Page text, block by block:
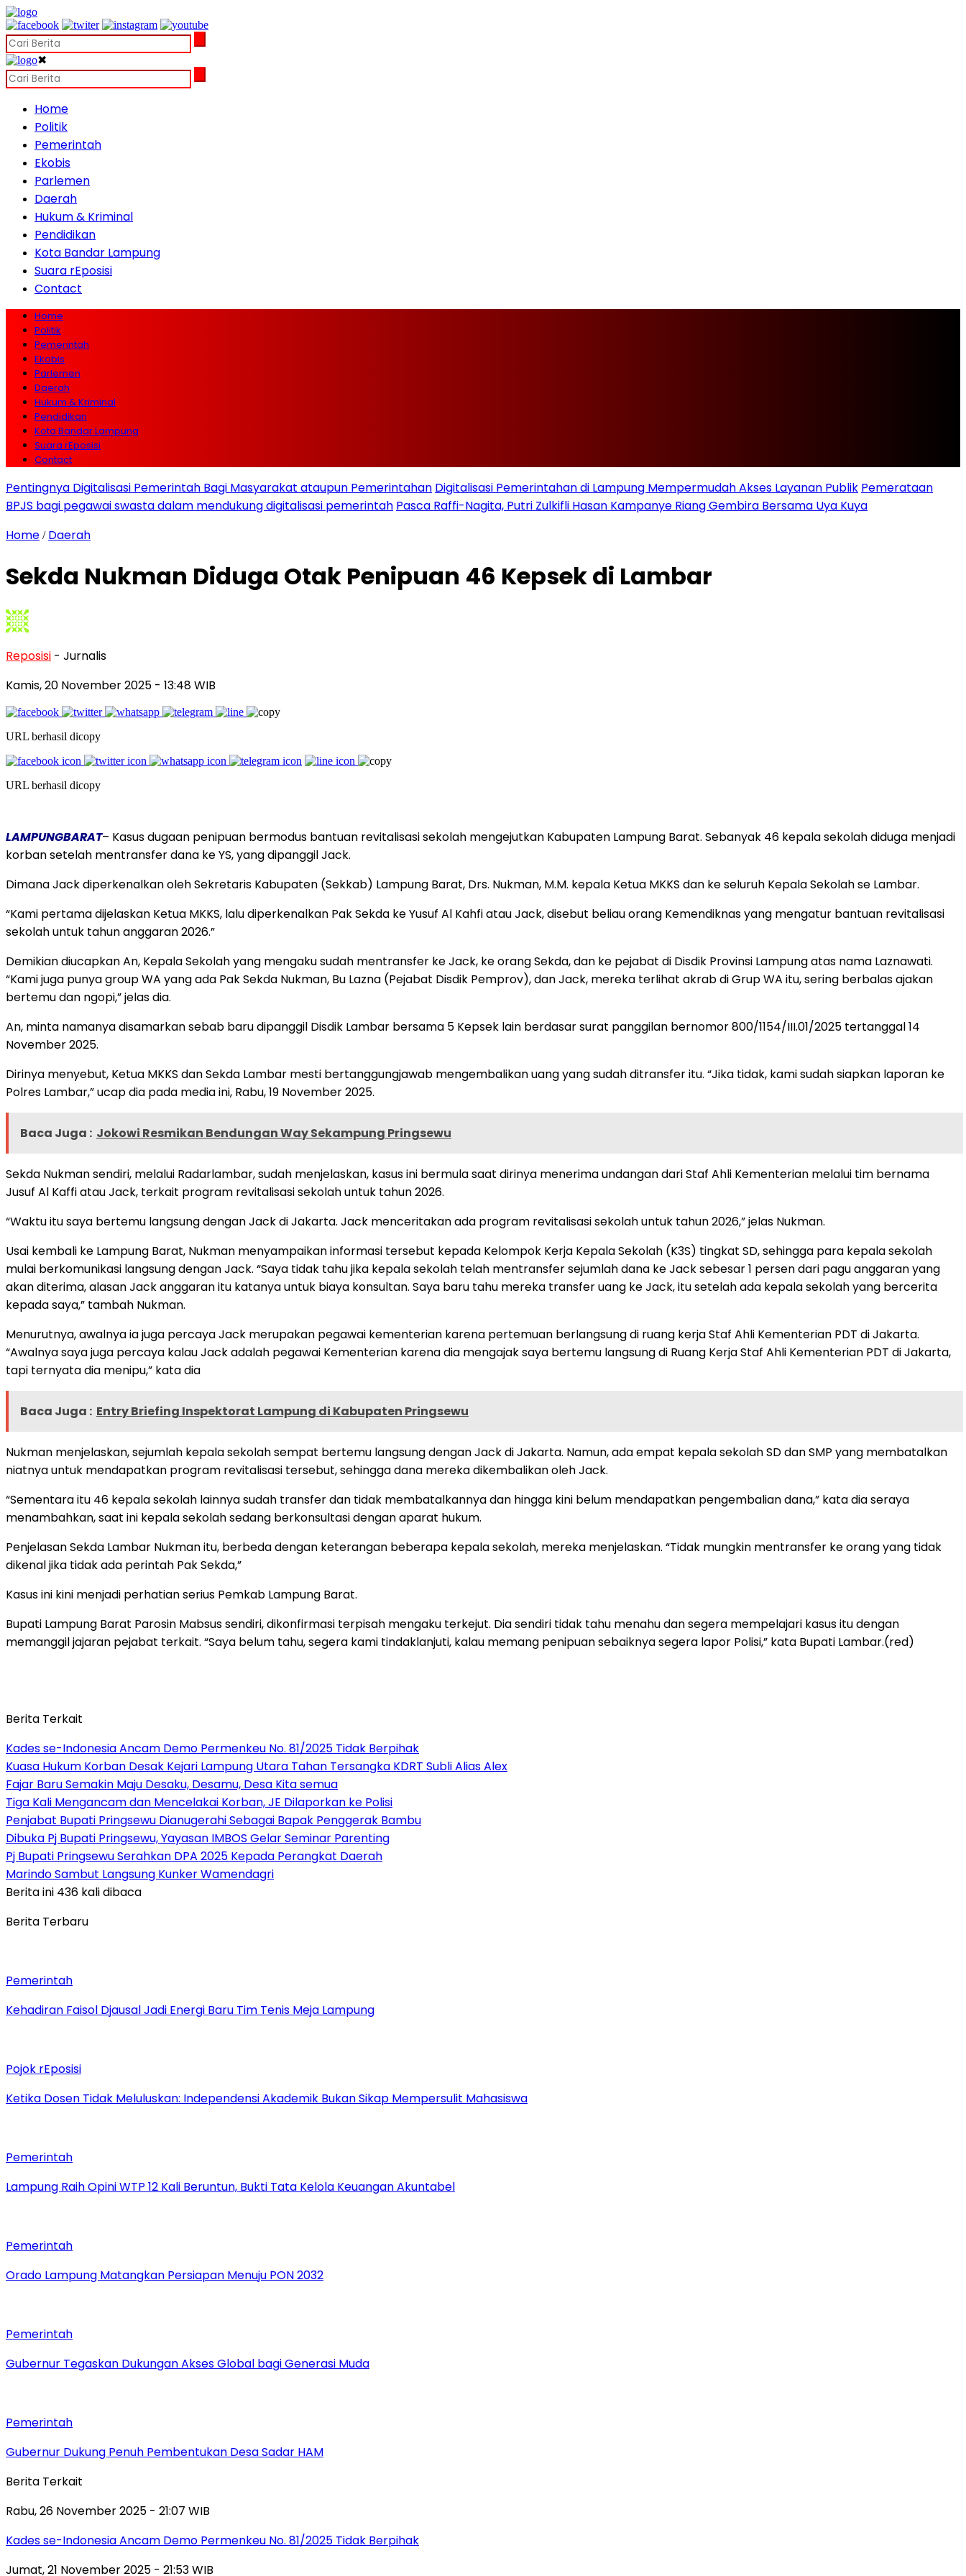
✖
Home
Politik
Pemerintah
Ekobis
Parlemen
Daerah
Hukum & Kriminal
Pendidikan
Kota Bandar Lampung
Suara rEposisi
Contact
Home
Politik
Pemerintah
Ekobis
Parlemen
Daerah
Hukum & Kriminal
Pendidikan
Kota Bandar Lampung
Suara rEposisi
Contact
Pentingnya Digitalisasi Pemerintah Bagi Masyarakat ataupun Pemerintahan Digitalisasi Pemerintahan di Lampung Mempermudah Akses Layanan Publik Pemerataan
BPJS bagi pegawai swasta dalam mendukung digitalisasi pemerintah Pasca Raffi-Nagita, Putri Zulkifli Hasan Kampanye Riang Gembira Bersama Uya Kuya
Home / Daerah
Sekda Nukman Diduga Otak Penipuan 46 Kepsek di Lambar
Reposisi - Jurnalis
Kamis, 20 November 2025 - 13:48 WIB
URL berhasil dicopy
URL berhasil dicopy
LAMPUNGBARAT– Kasus dugaan penipuan bermodus bantuan revitalisasi sekolah mengejutkan Kabupaten Lampung Barat. Sebanyak 46 kepala sekolah diduga menjadi
korban setelah mentransfer dana ke YS, yang dipanggil Jack.
Dimana Jack diperkenalkan oleh Sekretaris Kabupaten (Sekkab) Lampung Barat, Drs. Nukman, M.M. kepala Ketua MKKS dan ke seluruh Kepala Sekolah se Lambar.
“Kami pertama dijelaskan Ketua MKKS, lalu diperkenalkan Pak Sekda ke Yusuf Al Kahfi atau Jack, disebut beliau orang Kemendiknas yang mengatur bantuan revitalisasi
sekolah untuk tahun anggaran 2026.”
Demikian diucapkan An, Kepala Sekolah yang mengaku sudah mentransfer ke Jack, ke orang Sekda, dan ke pejabat di Disdik Provinsi Lampung atas nama Laznawati.
“Kami juga punya group WA yang ada Pak Sekda Nukman, Bu Lazna (Pejabat Disdik Pemprov), dan Jack, mereka terlihat akrab di Grup WA itu, sering berbalas ajakan
bertemu dan ngopi,” jelas dia.
An, minta namanya disamarkan sebab baru dipanggil Disdik Lambar bersama 5 Kepsek lain berdasar surat panggilan bernomor 800/1154/III.01/2025 tertanggal 14
November 2025.
Dirinya menyebut, Ketua MKKS dan Sekda Lambar mesti bertanggungjawab mengembalikan uang yang sudah ditransfer itu. “Jika tidak, kami sudah siapkan laporan ke
Polres Lambar,” ucap dia pada media ini, Rabu, 19 November 2025.
Baca Juga : Jokowi Resmikan Bendungan Way Sekampung Pringsewu
Sekda Nukman sendiri, melalui Radarlambar, sudah menjelaskan, kasus ini bermula saat dirinya menerima undangan dari Staf Ahli Kementerian melalui tim bernama
Jusuf Al Kaffi atau Jack, terkait program revitalisasi sekolah untuk tahun 2026.
“Waktu itu saya bertemu langsung dengan Jack di Jakarta. Jack menceritakan ada program revitalisasi sekolah untuk tahun 2026,” jelas Nukman.
Usai kembali ke Lampung Barat, Nukman menyampaikan informasi tersebut kepada Kelompok Kerja Kepala Sekolah (K3S) tingkat SD, sehingga para kepala sekolah
mulai berkomunikasi langsung dengan Jack. “Saya tidak tahu jika kepala sekolah telah mentransfer sejumlah dana ke Jack sebesar 1 persen dari pagu anggaran yang
akan diterima, alasan Jack anggaran itu katanya untuk biaya konsultan. Saya baru tahu mereka transfer uang ke Jack, itu setelah ada kepala sekolah yang bercerita
kepada saya,” tambah Nukman.
Menurutnya, awalnya ia juga percaya Jack merupakan pegawai kementerian karena pertemuan berlangsung di ruang kerja Staf Ahli Kementerian PDT di Jakarta.
“Awalnya saya juga percaya kalau Jack adalah pegawai Kementerian karena dia mengajak saya bertemu langsung di Ruang Kerja Staf Ahli Kementerian PDT di Jakarta,
tapi ternyata dia menipu,” kata dia
Baca Juga : Entry Briefing Inspektorat Lampung di Kabupaten Pringsewu
Nukman menjelaskan, sejumlah kepala sekolah sempat bertemu langsung dengan Jack di Jakarta. Namun, ada empat kepala sekolah SD dan SMP yang membatalkan
niatnya untuk mendapatkan program revitalisasi tersebut, sehingga dana mereka dikembalikan oleh Jack.
“Sementara itu 46 kepala sekolah lainnya sudah transfer dan tidak membatalkannya dan hingga kini belum mendapatkan pengembalian dana,” kata dia seraya
menambahkan, saat ini kepala sekolah sedang berkonsultasi dengan aparat hukum.
Penjelasan Sekda Lambar Nukman itu, berbeda dengan keterangan beberapa kepala sekolah, mereka menjelaskan. “Tidak mungkin mentransfer ke orang yang tidak
dikenal jika tidak ada perintah Pak Sekda,”
Kasus ini kini menjadi perhatian serius Pemkab Lampung Barat.
Bupati Lampung Barat Parosin Mabsus sendiri, dikonfirmasi terpisah mengaku terkejut. Dia sendiri tidak tahu menahu dan segera mempelajari kasus itu dengan
memanggil jajaran pejabat terkait. “Saya belum tahu, segera kami tindaklanjuti, kalau memang penipuan sebaiknya segera lapor Polisi,” kata Bupati Lambar.(red)
Berita Terkait
Kades se-Indonesia Ancam Demo Permenkeu No. 81/2025 Tidak Berpihak
Kuasa Hukum Korban Desak Kejari Lampung Utara Tahan Tersangka KDRT Subli Alias Alex
Fajar Baru Semakin Maju Desaku, Desamu, Desa Kita semua
Tiga Kali Mengancam dan Mencelakai Korban, JE Dilaporkan ke Polisi
Penjabat Bupati Pringsewu Dianugerahi Sebagai Bapak Penggerak Bambu
Dibuka Pj Bupati Pringsewu, Yayasan IMBOS Gelar Seminar Parenting
Pj Bupati Pringsewu Serahkan DPA 2025 Kepada Perangkat Daerah
Marindo Sambut Langsung Kunker Wamendagri
Berita ini 436 kali dibaca
Berita Terbaru
Pemerintah
Kehadiran Faisol Djausal Jadi Energi Baru Tim Tenis Meja Lampung
Pojok rEposisi
Ketika Dosen Tidak Meluluskan: Independensi Akademik Bukan Sikap Mempersulit Mahasiswa
Pemerintah
Lampung Raih Opini WTP 12 Kali Beruntun, Bukti Tata Kelola Keuangan Akuntabel
Pemerintah
Orado Lampung Matangkan Persiapan Menuju PON 2032
Pemerintah
Gubernur Tegaskan Dukungan Akses Global bagi Generasi Muda
Pemerintah
Gubernur Dukung Penuh Pembentukan Desa Sadar HAM
Berita Terkait
Rabu, 26 November 2025 - 21:07 WIB
Kades se-Indonesia Ancam Demo Permenkeu No. 81/2025 Tidak Berpihak
Jumat, 21 November 2025 - 21:53 WIB